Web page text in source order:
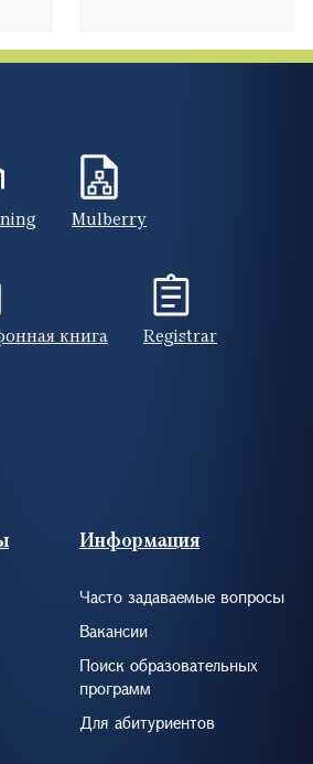
Mulberry
книга Registrar
Информация
Часто задаваемые вопросы
Вакансии
Поиск образовательных
программ
Для абитуриентов